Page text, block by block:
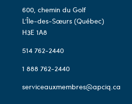
600, chemin du Golf
L’Île-des-Sœurs (Québec)
H3E 1A8
514 762-2440
1 888 762-2440
serviceauxmembres@apciq.ca